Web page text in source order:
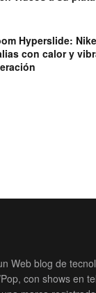
Hyperslide:
con calor y
Web blog de
con shows en